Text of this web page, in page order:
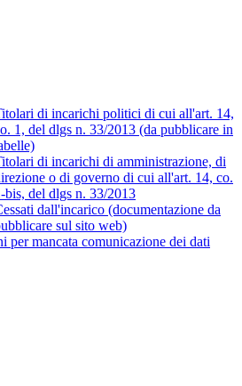
di incarichi politici di cui all'art. 14,
1, del dlgs n. 33/2013 (da pubblicare in
di incarichi di amministrazione, di
o di governo di cui all'art. 14, co.
bis, del dlgs n. 33/2013
dall'incarico (documentazione da
sul sito web)
per mancata comunicazione dei dati